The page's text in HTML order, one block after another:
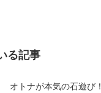
る記事
オトナが本気の石遊び！